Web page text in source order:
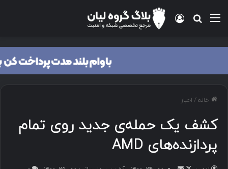
خانه/ اخبار
کشف یک حمله‌ی جدید روی تمام
پردازنده‌های AMD